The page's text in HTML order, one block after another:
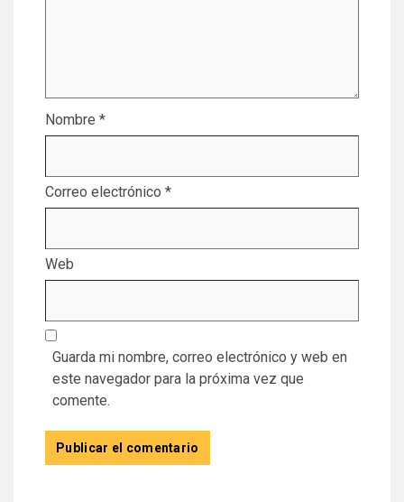
Nombre *
Correo electrónico *
Web
Guarda mi nombre, correo electrónico y web en
este navegador para la próxima vez que
comente.